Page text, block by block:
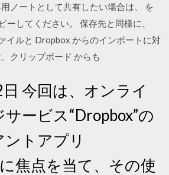
ノートとして共有したい場合は、 を
ーしてください。 保存先と同様に、
イルと Dropbox からのインポートに対
クリップボード からも
今回は、オンライ
ービス“Dropbox”の
トアプリ
に焦点を当て、その使